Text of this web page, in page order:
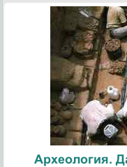
Археология.